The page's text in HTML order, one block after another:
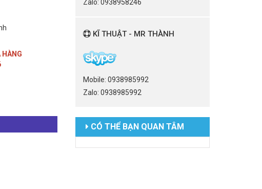
Zalo: 0938958246
KĨ THUẬT - MR THÀNH
Mobile: 0938985992
Zalo: 0938985992
CÓ THỂ BẠN QUAN TÂM